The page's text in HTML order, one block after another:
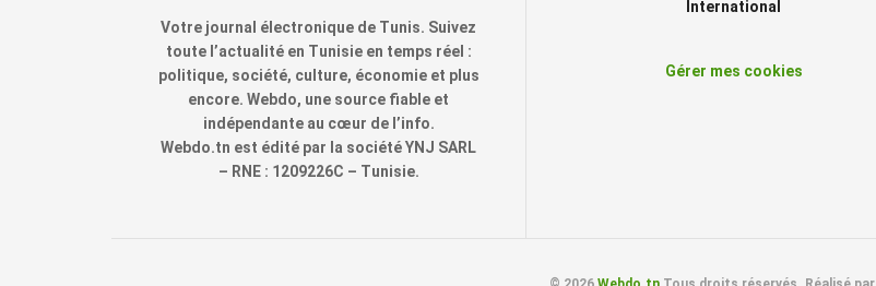
Votre journal électronique de Tunis. Suivez
toute l’actualité en Tunisie en temps réel :
politique, société, culture, économie et plus
encore. Webdo, une source fiable et
indépendante au cœur de l’info.
Webdo.tn est édité par la société YNJ SARL
– RNE : 1209226C – Tunisie.
International
Gérer mes cookies